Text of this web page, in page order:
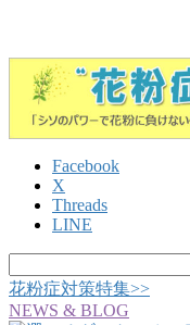
Facebook
X
Threads
LINE
索:
花粉症対策特集>>
NEWS & BLOG